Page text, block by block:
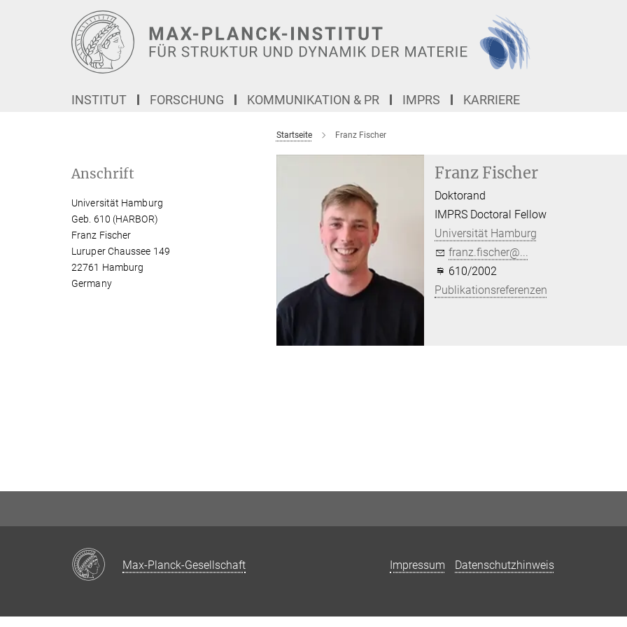
INSTITUT FORSCHUNG KOMMUNIKATION & PR IMPRS KARRIERE
Startseite Franz Fischer
Franz Fischer
Doktorand
IMPRS Doctoral Fellow
Universität Hamburg
franz.fischer@...
610/2002
Publikationsreferenzen
Anschrift
Universität Hamburg
Geb. 610 (HARBOR)
Franz Fischer
Luruper Chaussee 149
22761 Hamburg
Germany
Max-Planck-Gesellschaft Impressum Datenschutzhinweis